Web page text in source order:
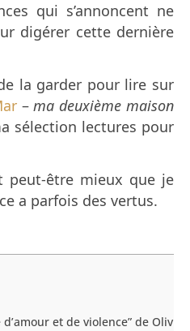
qui s’annoncent ne
digérer cette dernière
la garder pour lire sur
–ma deuxième maison
sélection lectures pour
peut-être mieux que je
a parfois des vertus.
et de violence” de Olivier